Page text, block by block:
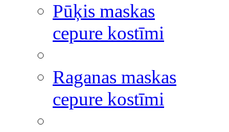
Pūķis maskas
cepure kostīmi
Raganas maskas
cepure kostīmi